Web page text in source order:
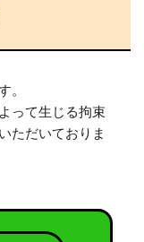
。
って生じる拘束
ただいておりま